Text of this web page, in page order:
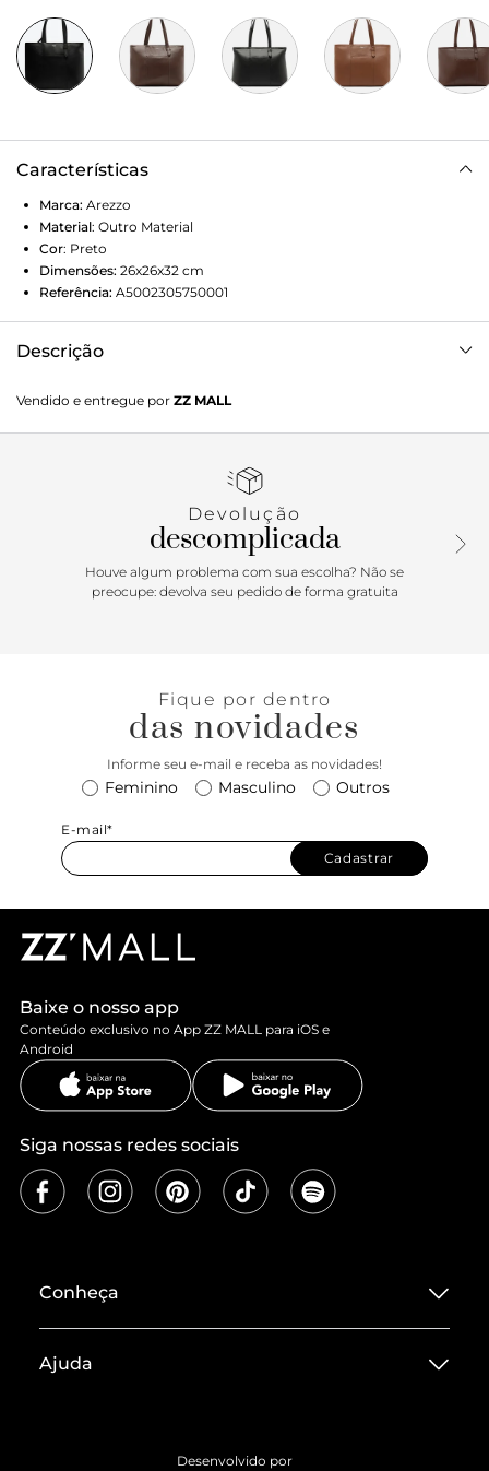
Características
Marca: Arezzo
Material: Outro Material
Cor: Preto
Dimensões: 26x26x32 cm
Referência: A5002305750001
Descrição
estruturado e acabamento texturizado. Traz alças de ombro
finas, sendo uma presa à capa com detalhe em passador, e
Vendido e entregue por ZZ MALL
Devolução
descomplicada
Houve algum problema com sua escolha? Não se
preocupe: devolva seu pedido de forma gratuita
Fique por dentro
das novidades
Informe seu e-mail e receba as novidades!
Feminino Masculino Outros
E-mail*
Cadastrar
Baixe o nosso app
Conteúdo exclusivo no App ZZ MALL para iOS e
Android
Siga nossas redes sociais
Conheça
Termos de Uso
Ajuda
Desenvolvido por